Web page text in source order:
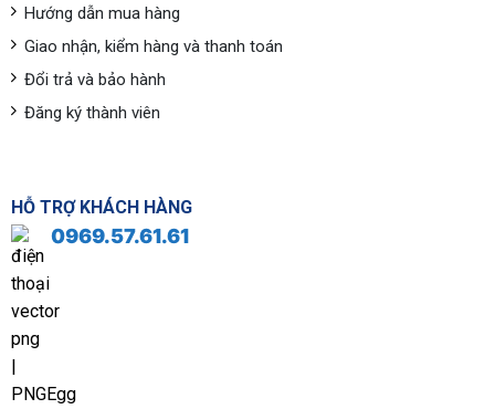
Hướng dẫn mua hàng
Giao nhận, kiểm hàng và thanh toán
Đổi trả và bảo hành
Đăng ký thành viên
HỖ TRỢ KHÁCH HÀNG
0969.57.61.61